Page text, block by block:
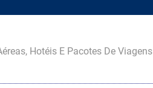
Hotéis E Pacotes De Viagens